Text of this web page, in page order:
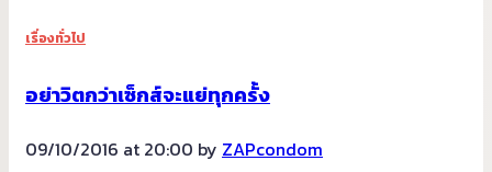
เรื่องทั่วไป
อย่าวิตกว่าเซ็กส์จะแย่ทุกครั้ง
09/10/2016 at 20:00 by ZAPcondom